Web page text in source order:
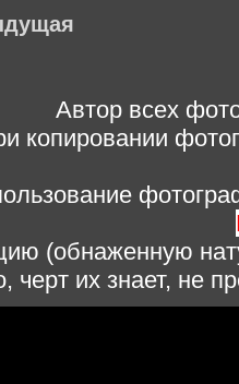
Автор всех
копировании
(обнаженную
черт их знает, не